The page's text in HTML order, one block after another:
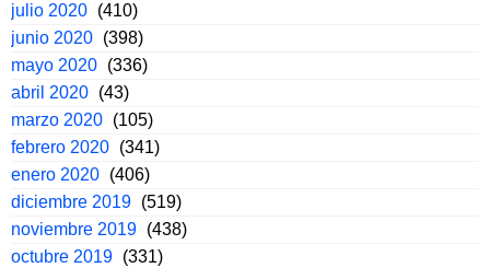
julio 2020 (410)
junio 2020 (398)
mayo 2020 (336)
abril 2020 (43)
marzo 2020 (105)
febrero 2020 (341)
enero 2020 (406)
diciembre 2019 (519)
noviembre 2019 (438)
octubre 2019 (331)